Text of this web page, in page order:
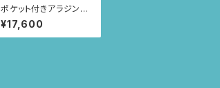
ポケット付きアラジンパ
ンツ size M(ブルー/つ
づきニャンドゥティ柄)
61
¥17,600